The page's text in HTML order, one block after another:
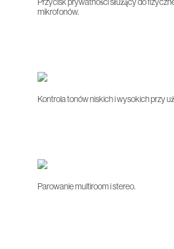
mikrofonów.
Kontrola tonów niskich i wysokich przy
Parowanie multiroom i stereo.